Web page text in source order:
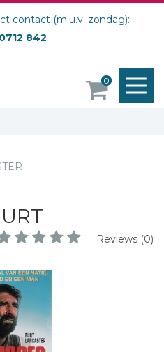
contact (m.u.v. zondag):
842
0
Reviews (0)